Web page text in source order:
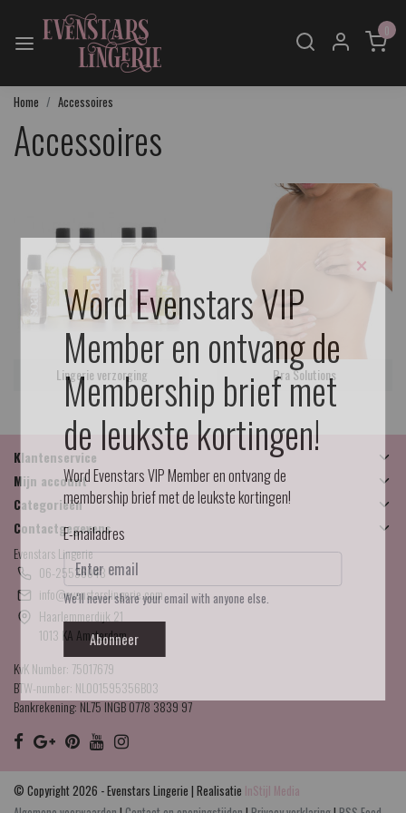
0
Home Accessoires
Accessoires
Lingerie verzorging Bra Solutions
Klantenservice
Mijn account
Categorieën
Contactgegevens
Evenstars Lingerie
06-25536043
info@evenstarslingerie.com
Haarlemmerdijk 21
1013 KA Amsterdam
KvK Number: 75017679
BTW-number: NL001595356B03
Bankrekening: NL75 INGB 0778 3839 97
© Copyright 2026 - Evenstars Lingerie | Realisatie InStijl Media
×
Word Evenstars VIP
Member en ontvang de
Membership brief met
de leukste kortingen!
Word Evenstars VIP Member en ontvang de
membership brief met de leukste kortingen!
E-mailadres
We'll never share your email with anyone else.
Abonneer